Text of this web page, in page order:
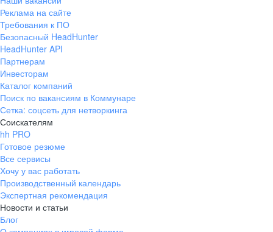
Реклама на сайте
Требования к ПО
Безопасный HeadHunter
HeadHunter API
Партнерам
Инвесторам
Каталог компаний
Поиск по вакансиям в Коммунаре
Сетка: соцсеть для нетворкинга
Соискателям
hh PRO
Готовое резюме
Все сервисы
Хочу у вас работать
Производственный календарь
Экспертная рекомендация
Новости и статьи
Блог